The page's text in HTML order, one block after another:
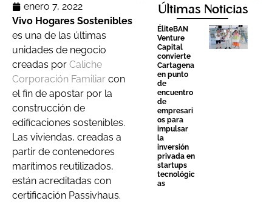
enero 7, 2022
Vivo Hogares Sostenibles
es una de las últimas
unidades de negocio
creadas por Caliche
Corporación Familiar con
el fin de apostar por la
construcción de
edificaciones sostenibles.
Las viviendas, creadas a
partir de contenedores
marítimos reutilizados,
están acreditadas con
certificación Passivhaus.
Últimas Noticias
ÉliteBAN
Venture
Capital
convierte
Cartagena
en punto
de
encuentro
de
empresari
os para
impulsar
la
inversión
privada en
startups
tecnológic
as